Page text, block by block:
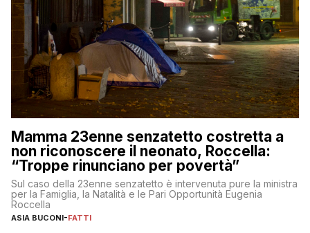
Mamma 23enne senzatetto costretta a
non riconoscere il neonato, Roccella:
“Troppe rinunciano per povertà”
Sul caso della 23enne senzatetto è intervenuta pure la ministra
per la Famiglia, la Natalità e le Pari Opportunità Eugenia
Roccella
ASIA BUCONI-FATTI